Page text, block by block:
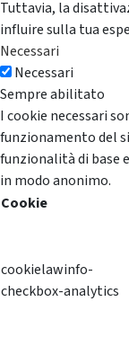
Tuttavia, la
influire sulla tua
Necessari
Necessari
Sempre abilitato
I cookie necessari
funzionamento del
funzionalità di base
in modo anonimo.
Cookie
cookielawinfo-
checkbox-analytics